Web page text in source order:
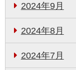
2024年9月
2024年8月
2024年7月